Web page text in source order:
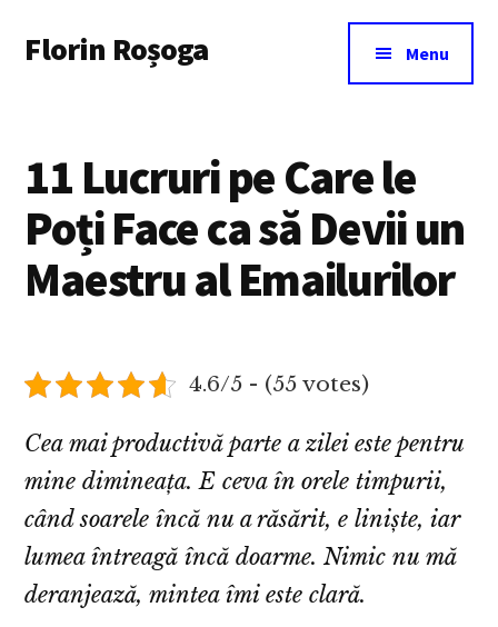
main
menu
Florin Roșoga Menu
11 Lucruri pe Care le
Poți Face ca să Devii un
Maestru al Emailurilor
4.6/5 - (55 votes)
Cea mai productivă parte a zilei este pentru
mine dimineața. E ceva în orele timpurii,
când soarele încă nu a răsărit, e liniște, iar
lumea întreagă încă doarme. Nimic nu mă
deranjează, mintea îmi este clară.